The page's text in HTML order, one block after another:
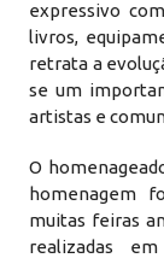
expressivo
livros,
retrata a
se um
artistas e
O
homenagem
muitas feiras
realizadas